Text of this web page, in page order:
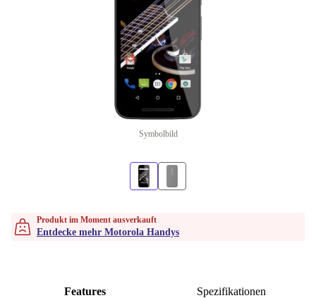
Symbolbild
Produkt im Moment ausverkauft
Entdecke mehr Motorola Handys
Features Spezifikationen